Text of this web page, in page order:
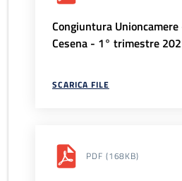
Congiuntura
Cesena - 1° trimestre
SCARICA FILE
PDF (168KB)